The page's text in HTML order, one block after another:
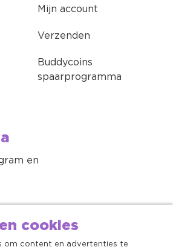
Mijn account
Verzenden
Buddycoins
spaarprogramma
en
cookies
om content en advertenties te